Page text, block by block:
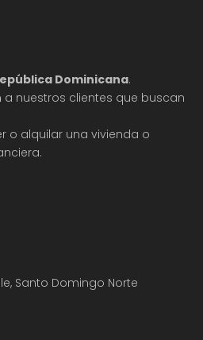
Dominicana.
nuestros clientes que buscan
o alquilar una vivienda o
Santo Domingo Norte